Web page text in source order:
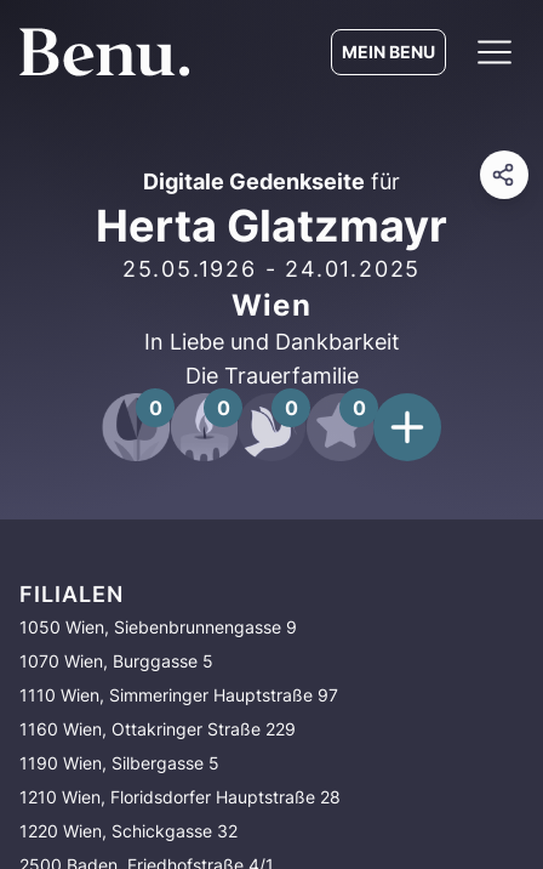
MEIN BENU
Digitale Gedenkseite für
Herta Glatzmayr
25.05.1926 - 24.01.2025
Wien
In Liebe und Dankbarkeit
Die Trauerfamilie
0 0 0 0
FILIALEN
1050 Wien, Siebenbrunnengasse 9
1070 Wien, Burggasse 5
1110 Wien, Simmeringer Hauptstraße 97
1160 Wien, Ottakringer Straße 229
1190 Wien, Silbergasse 5
1210 Wien, Floridsdorfer Hauptstraße 28
1220 Wien, Schickgasse 32
2500 Baden, Friedhofstraße 4/1